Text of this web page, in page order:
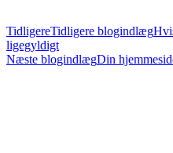
TidligereTidligere blogindlæg
ligegyldigt
Næste blogindlægDin